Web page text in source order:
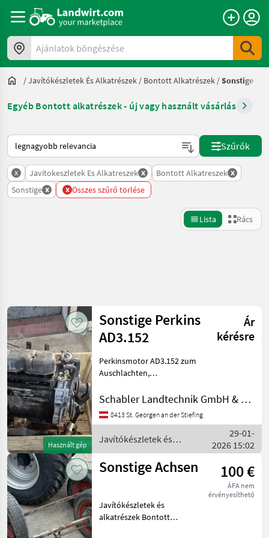
Ajánlatok böngészése
/Javítókészletek És Alkatrészek / Bontott Alkatrészek /Sonstige
Egyéb Bontott alkatrészek - új vagy használt vásárlás
Így van sorba rendezve a Landwirt.com-on
Szűrők
x Javitokeszletek Es Alkatreszek x Bontott Alkatreszek x
Sonstige x x Összes szűrő törlése
Lista Rács
Kategória 4 Ország Szűrők
AKTUÁLIS
ÚTVONAL
Mezőgazdasági
gépek/eszközök
Javitokeszletek
Es Alkatreszek
Bontott
Alkatreszek
Sonstige
KATEGÓRIA
KIVÁLASZTÁSA
Sonstige
Visszaállítás
65 eredmény
megjelenítése
Használt gép
Sonstige Perkins
AD3.152
Ár
kérésre
Perkinsmotor AD3.152 zum
Auschlachten,
Javítókészletek és
alkatrészek
Schabler Landtechnik GmbH & CoKG
8413 St. Georgen an der Stiefing
Javítókészletek és
alkatrészek / Sonstige
29-01-
2026 15:02
Sonstige Achsen 100 €
ÁFA nem
érvényesíthető
Javítókészletek és
alkatrészek Bontott